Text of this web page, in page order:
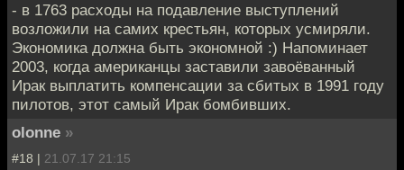
- в 1763 расходы на подавление выступлений
возложили на самих крестьян, которых усмиряли.
Экономика должна быть экономной :) Напоминает
2003, когда американцы заставили завоёванный
Ирак выплатить компенсации за сбитых в 1991 году
пилотов, этот самый Ирак бомбивших.
olonne »
#18 | 21.07.17 21:15